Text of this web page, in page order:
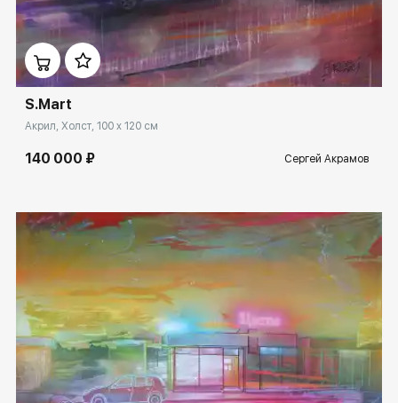
Домен: ekb.rakovgallery.ru
S.Mart
Акрил, Холст, 100 x 120 см
140 000 ₽ Сергей Акрамов